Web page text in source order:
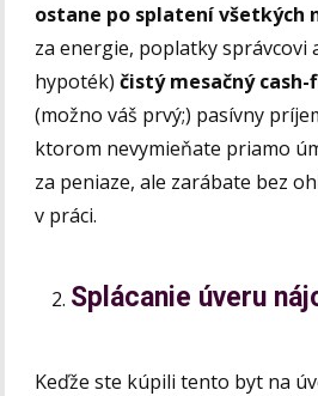
ostane po splatení všetkých
za energie, poplatky správcovi
hypoték)čistý mesačný
(možno váš prvý;) pasívny
ktorom nevymieňate priamo
za peniaze, ale zarábate bez
v práci.
Splácanie úveru
Keďže ste kúpili tento byt na